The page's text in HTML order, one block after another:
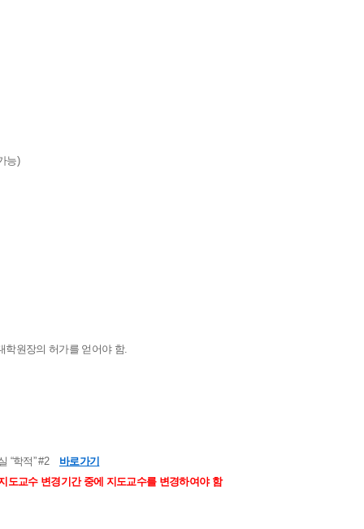
능)
원장의 허가를 얻어야 함.
“학적” #2
바로가기
교수 변경기간 중에 지도교수를 변경하여야 함